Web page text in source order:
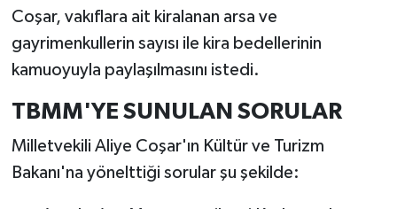
Coşar, vakıflara ait kiralanan arsa ve
gayrimenkullerin sayısı ile kira bedellerinin
kamuoyuyla paylaşılmasını istedi.
TBMM'YE SUNULAN SORULAR
Milletvekili Aliye Coşar'ın Kültür ve Turizm
Bakanı'na yönelttiği sorular şu şekilde: